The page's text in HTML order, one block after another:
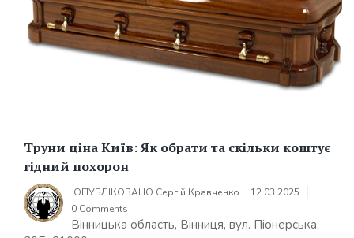
Труни ціна Київ: Як обрати та скільки коштує
гідний похорон
ОПУБЛІКОВАНО Сергій Кравченко
12.03.2025
0 Comments
Вінницька область, Вінниця, вул. Піонерська,